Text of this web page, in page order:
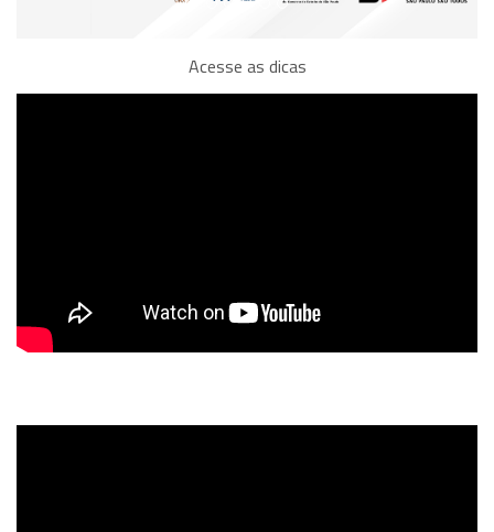
Acesse as dicas